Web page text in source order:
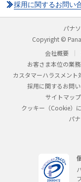
採用に関するお問い
パナ
Copyright ©
会社概要
お客さま本位の業
カスタマーハラスメント
採用に関するお問
サイトマップ
クッキー（Cookie）
パ